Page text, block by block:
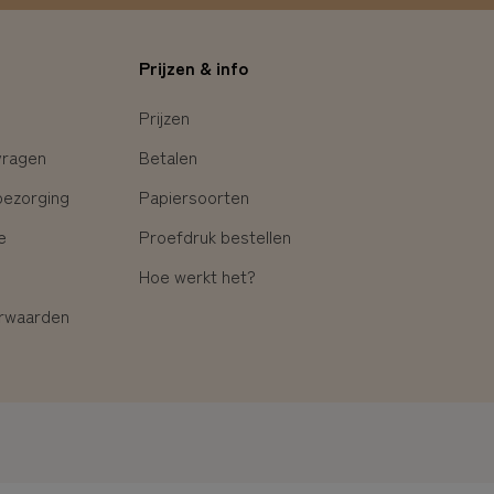
Prijzen & info
Prijzen
Betalen
Papiersoorten
Proefdruk bestellen
Hoe werkt het?